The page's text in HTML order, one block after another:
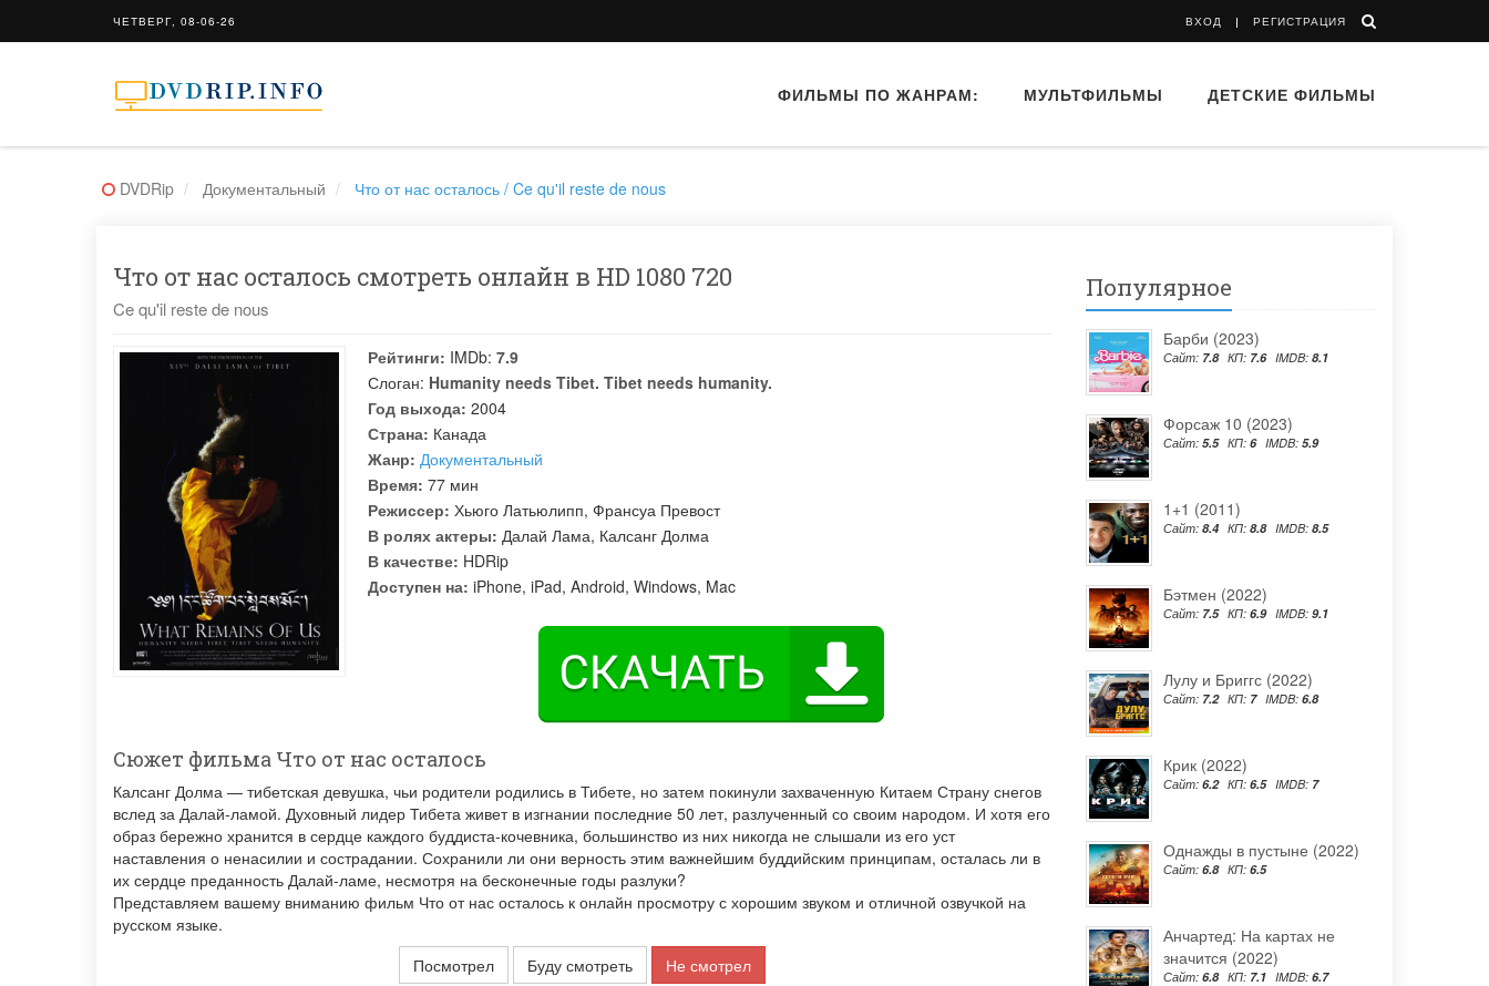
ЧЕТВЕРГ, 08-06-26 ВХОД РЕГИСТРАЦИЯ
ФИЛЬМЫ ПО ЖАНРАМ: МУЛЬТФИЛЬМЫ ДЕТСКИЕ ФИЛЬМЫ
DVDRip Документальный Что от нас осталось / Ce qu'il reste de nous
Что от нас осталось смотреть онлайн в HD 1080 720
Ce qu'il reste de nous
Рейтинги: IMDb: 7.9
Слоган: Humanity needs Tibet. Tibet needs humanity.
Год выхода: 2004
Страна: Канада
Жанр: Документальный
Время: 77 мин
Режиссер: Хьюго Латьюлипп, Франсуа Превост
В ролях актеры: Далай Лама, Калсанг Долма
В качестве: HDRip
Доступен на: iPhone, iPad, Android, Windows, Mac
Сюжет фильма Что от нас осталось
Калсанг Долма — тибетская девушка, чьи родители родились в Тибете, но затем покинули захваченную Китаем Страну снегов
вслед за Далай-ламой. Духовный лидер Тибета живет в изгнании последние 50 лет, разлученный со своим народом. И хотя его
образ бережно хранится в сердце каждого буддиста-кочевника, большинство из них никогда не слышали из его уст
наставления о ненасилии и сострадании. Сохранили ли они верность этим важнейшим буддийским принципам, осталась ли в
их сердце преданность Далай-ламе, несмотря на бесконечные годы разлуки?
Представляем вашему вниманию фильм Что от нас осталось к онлайн просмотру с хорошим звуком и отличной озвучкой на
русском языке.
Посмотрел
Буду смотреть Не смотрел
Популярное
Барби (2023)
Сайт: 7.8 КП: 7.6 IMDB: 8.1
Форсаж 10 (2023)
Сайт: 5.5 КП: 6 IMDB: 5.9
1+1 (2011)
Сайт: 8.4 КП: 8.8 IMDB: 8.5
Бэтмен (2022)
Сайт: 7.5 КП: 6.9 IMDB: 9.1
Лулу и Бриггс (2022)
Сайт: 7.2 КП: 7 IMDB: 6.8
Крик (2022)
Сайт: 6.2 КП: 6.5 IMDB: 7
Однажды в пустыне (2022)
Сайт: 6.8 КП: 6.5
Анчартед: На картах не
значится (2022)
Сайт: 6.8 КП: 7.1 IMDB: 6.7